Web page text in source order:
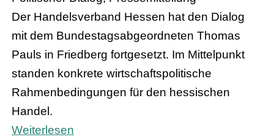
Der Handelsverband Hessen hat den Dialog
mit dem Bundestagsabgeordneten Thomas
Pauls in Friedberg fortgesetzt. Im Mittelpunkt
standen konkrete wirtschaftspolitische
Rahmenbedingungen für den hessischen
Handel.
Weiterlesen